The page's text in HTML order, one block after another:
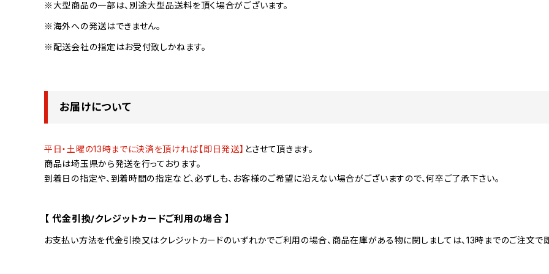
※大型商品の一部は、別途大型品送料を頂く場合がございます。
※海外への発送はできません。
※配送会社の指定はお受付致しかねます。
お届けについて
平日・土曜の13時までに決済を頂ければ【即日発送】 とさせて頂きます。
商品は埼玉県から発送を行っております。
到着日の指定や、到着時間の指定など、必ずしも、お客様のご希望に沿えない場合がございますので、何卒ご了承下さい。
【 代金引換/クレジットカードご利用の場合 】
お支払い方法を代金引換又はクレジットカードのいずれかでご利用の場合、商品在庫がある物に関しましては、13時までのご注文で